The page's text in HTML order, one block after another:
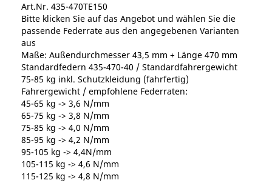
Art.Nr. 435-470TE150
Bitte klicken Sie auf das Angebot und wählen Sie die
passende Federrate aus den angegebenen Varianten
aus
Maße: Außendurchmesser 43,5 mm + Länge 470 mm
Standardfedern 435-470-40 / Standardfahrergewicht
75-85 kg inkl. Schutzkleidung (fahrfertig)
Fahrergewicht / empfohlene Federraten:
45-65 kg -> 3,6 N/mm
65-75 kg -> 3,8 N/mm
75-85 kg -> 4,0 N/mm
85-95 kg -> 4,2 N/mm
95-105 kg -> 4,4N/mm
105-115 kg -> 4,6 N/mm
115-125 kg -> 4,8 N/mm